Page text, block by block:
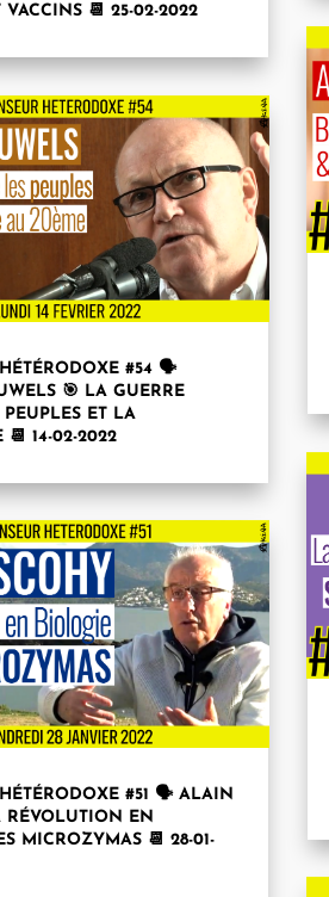
VACCINS 📆 25-02-2022
#54 🗣
🎯 LA GUERRE
ET LA
📆 14-02-2022
#51 🗣 ALAIN
RÉVOLUTION EN
MICROZYMAS 📆 28-01-